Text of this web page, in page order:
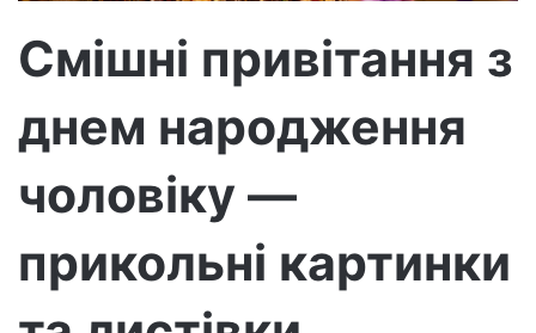
о
о
и
с
Смішні привітання з
днем народження
чоловіку —
прикольні картинки